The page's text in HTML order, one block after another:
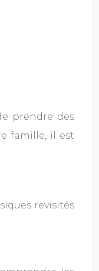
prendre des
famille, il est
revisités